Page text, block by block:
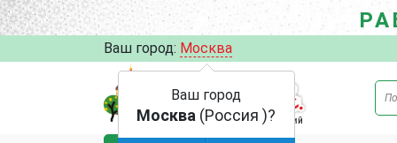
Ваш город: Москва
Ваш город
Москва (Россия )?